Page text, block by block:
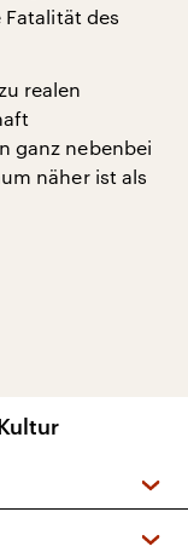
Fatalität des
realen
ganz nebenbei
näher ist als